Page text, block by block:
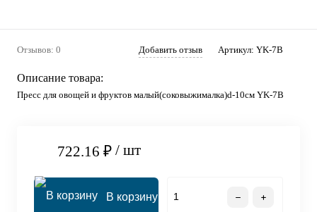
Отзывов: 0 Добавить отзыв Артикул: YK-7В
Описание товара:
Пресс для овощей и фруктов малый(соковыжималка)d-10см YK-7B
722.16 ₽ / шт
В корзину